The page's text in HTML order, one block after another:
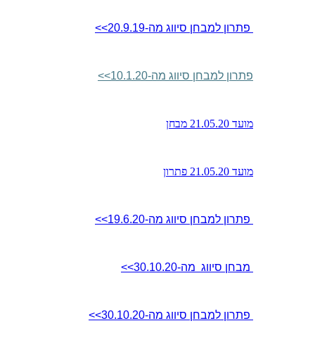
פתרון למבחן סיווג מה-20.9.19 >>
פתרון למבחן סיווג מה-10.1.20 >>
מועד 21.05.20 מבחן
מועד 21.05.20 פתרון
פתרון למבחן סיווג מה-19.6.20 >>
מבחן סיווג מה-30.10.20 >>
פתרון למבחן סיווג מה-30.10.20 >>